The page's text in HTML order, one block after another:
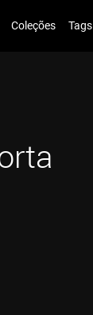
Coleções Tags